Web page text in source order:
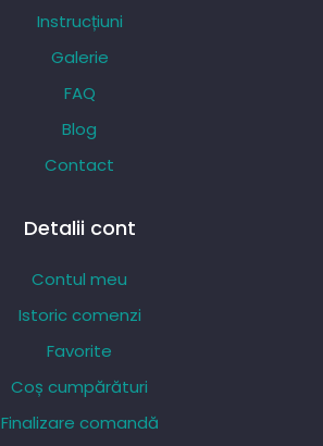
Instrucțiuni
Galerie
FAQ
Blog
Contact
Detalii cont
Contul meu
Istoric comenzi
Favorite
Coș cumpărături
Finalizare comandă